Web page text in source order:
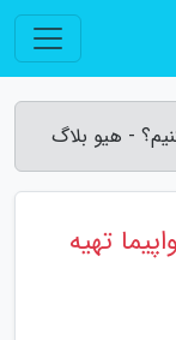
- هیو بلاگ
تهیه